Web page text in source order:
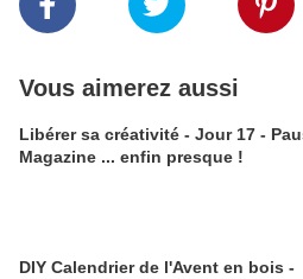
Vous aimerez aussi
Libérer sa créativité - Jour 17 -
Magazine ... enfin presque !
DIY Calendrier de l'Avent en bois -